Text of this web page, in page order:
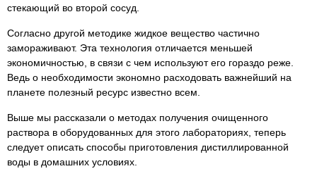
стекающий во второй сосуд.
Согласно другой методике жидкое вещество частично
замораживают. Эта технология отличается меньшей
экономичностью, в связи с чем используют его гораздо реже.
Ведь о необходимости экономно расходовать важнейший на
планете полезный ресурс известно всем.
Выше мы рассказали о методах получения очищенного
раствора в оборудованных для этого лабораториях, теперь
следует описать способы приготовления дистиллированной
воды в домашних условиях.